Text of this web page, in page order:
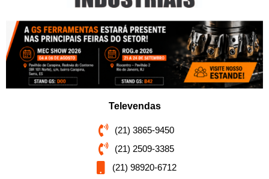
Televendas
(21) 3865-9450
(21) 2509-3385
(21) 98920-6712